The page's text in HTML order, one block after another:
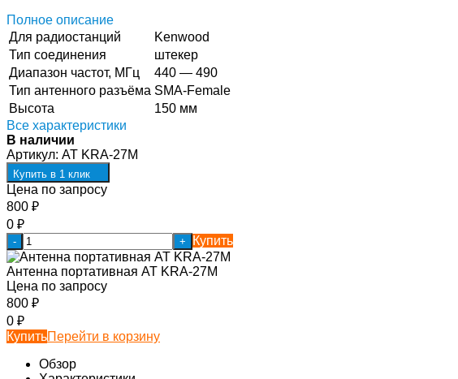
Полное описание
Для радиостанций
Kenwood
Тип соединения
штекер
Диапазон частот, МГц
440 — 490
Тип антенного разъёма SMA-Female
Высота
150 мм
Все характеристики
В наличии
Артикул: AT KRA-27M
Купить в 1 клик
Цена по запросу
800 ₽
0 ₽
- + Купить
Антенна портативная AT KRA-27M
Цена по запросу
800 ₽
0 ₽
КупитьПерейти в корзину
Обзор